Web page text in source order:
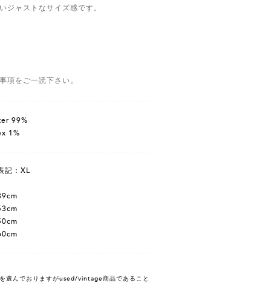
ジャストなサイズ感です。
項をご一読下さい。
99%
1%
記：XL
選んでおりますがused/vintage商品であること